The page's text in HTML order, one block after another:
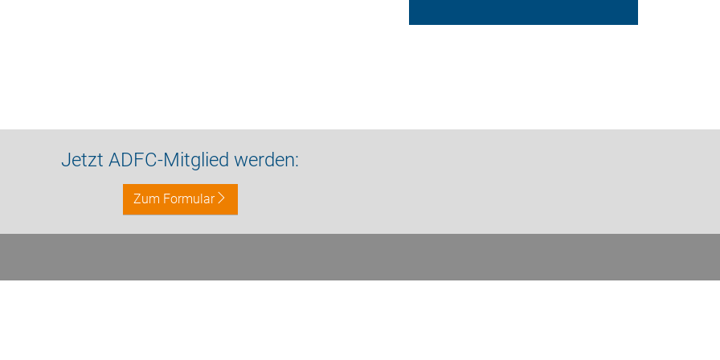
Jetzt ADFC-Mitglied werden:
Zum Formular